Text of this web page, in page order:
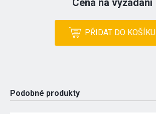
Cena na vyžádání
PŘIDAT DO KOŠÍKU
Podobné produkty